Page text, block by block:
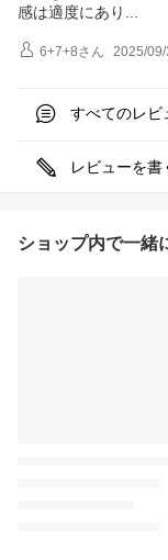
感は適度にあ り
6+7+8さん 2025/
すべてのレビ
レビューを書
ショップ内で一緒